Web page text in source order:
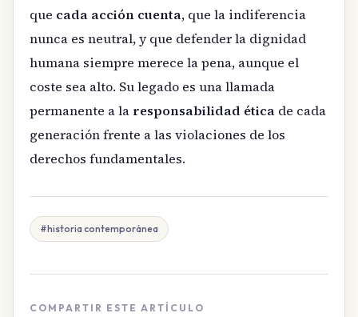
que cada acción cuenta, que la indiferencia
nunca es neutral, y que defender la dignidad
humana siempre merece la pena, aunque el
coste sea alto. Su legado es una llamada
permanente a la responsabilidad ética de cada
generación frente a las violaciones de los
derechos fundamentales.
#historia contemporánea
COMPARTIR ESTE ARTÍCULO